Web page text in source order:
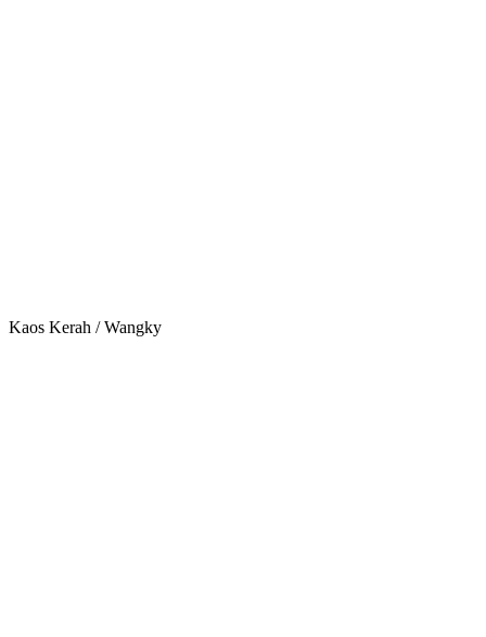
Kaos Kerah / Wangky